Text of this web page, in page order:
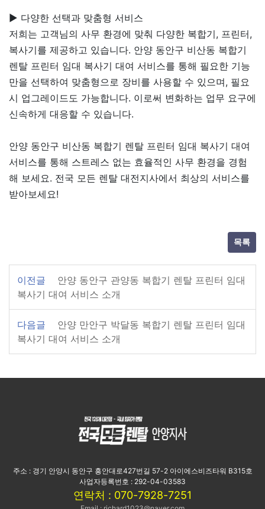
▶ 다양한 선택과 맞춤형 서비스
저희는 고객님의 사무 환경에 맞춰 다양한 복합기, 프린터,
복사기를 제공하고 있습니다. 안양 동안구 비산동 복합기
렌탈 프린터 임대 복사기 대여 서비스를 통해 필요한 기능
만을 선택하여 맞춤형으로 장비를 사용할 수 있으며, 필요
시 업그레이드도 가능합니다. 이로써 변화하는 업무 요구에
신속하게 대응할 수 있습니다.
안양 동안구 비산동 복합기 렌탈 프린터 임대 복사기 대여
서비스를 통해 스트레스 없는 효율적인 사무 환경을 경험
해 보세요. 전국 모든 렌탈 대전지사에서 최상의 서비스를
받아보세요!
목록
이전글
안양 동안구 관양동 복합기 렌탈 프린터 임대
복사기 대여 서비스 소개
다음글
안양 만안구 박달동 복합기 렌탈 프린터 임대
복사기 대여 서비스 소개
주소 : 경기 안양시 동안구 흥안대로427번길 57-2 아이에스비즈타워 B315호
사업자등록번호 : 292-04-03583
연락처 : 070-7928-7251